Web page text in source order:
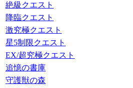
絶級クエスト
降臨クエスト
激究極クエスト
星5制限クエスト
EX/超究極クエスト
追憶の書庫
守護獣の森